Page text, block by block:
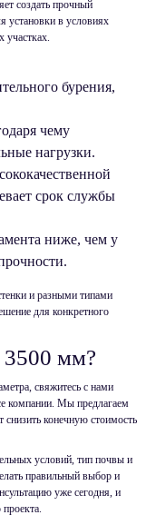
создать прочный
установки в условиях
участках.
бурения,
чему
нагрузки.
срок службы
ниже, чем у
и разными типами
для конкретного
3500 мм?
свяжитесь с нами
компании. Мы предлагаем
конечную стоимость
условий, тип почвы и
правильный выбор и
уже сегодня, и